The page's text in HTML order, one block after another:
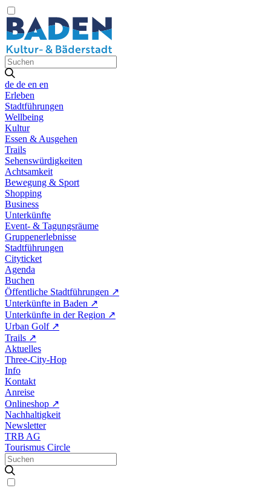
de de en en
Erleben
Stadtführungen
Wellbeing
Kultur
Essen & Ausgehen
Trails
Sehenswürdigkeiten
Achtsamkeit
Bewegung & Sport
Shopping
Business
Unterkünfte
Event- & Tagungsräume
Gruppenerlebnisse
Stadtführungen
Cityticket
Agenda
Buchen
Öffentliche Stadtführungen ↗
Unterkünfte in Baden ↗
Unterkünfte in der Region ↗
Urban Golf ↗
Trails ↗
Aktuelles
Three-City-Hop
Info
Kontakt
Anreise
Onlineshop ↗
Nachhaltigkeit
Newsletter
TRB AG
Tourismus Circle